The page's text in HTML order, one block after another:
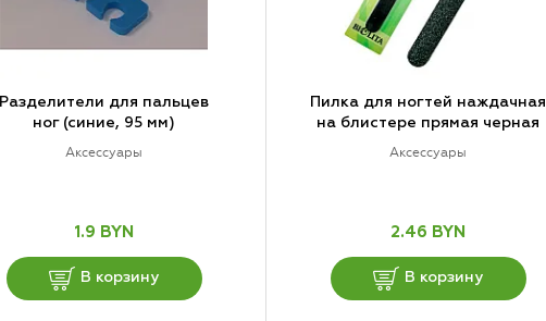
Разделители для пальцев
ног (синие, 95 мм)
Аксессуары
1.9 BYN
В корзину
Пилка для ногтей наждачная
на блистере прямая черная
Аксессуары
2.46 BYN
В корзину